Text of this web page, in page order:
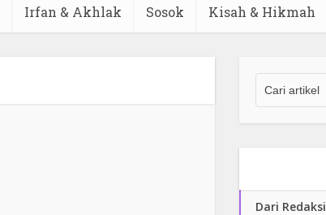
Irfan & Akhlak Sosok Kisah & Hikmah
Dari Redaksi